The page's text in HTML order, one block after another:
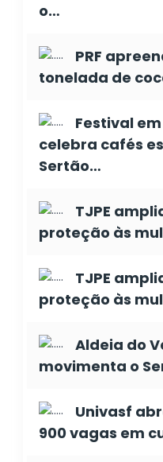
o…
PRF
tonelada de
Festival
celebra cafés
Sertão…
TJPE
proteção às
TJPE
proteção às
Aldeia do
movimenta o
Univasf
900 vagas em